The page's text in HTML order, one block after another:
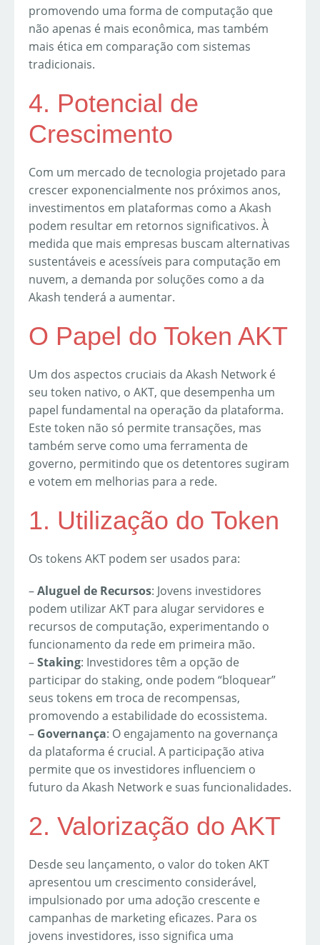
promovendo uma forma de computação que
não apenas é mais econômica, mas também
mais ética em comparação com sistemas
tradicionais.
4. Potencial de
Crescimento
Com um mercado de tecnologia projetado para
crescer exponencialmente nos próximos anos,
investimentos em plataformas como a Akash
podem resultar em retornos significativos. À
medida que mais empresas buscam alternativas
sustentáveis e acessíveis para computação em
nuvem, a demanda por soluções como a da
Akash tenderá a aumentar.
O Papel do Token AKT
Um dos aspectos cruciais da Akash Network é
seu token nativo, o AKT, que desempenha um
papel fundamental na operação da plataforma.
Este token não só permite transações, mas
também serve como uma ferramenta de
governo, permitindo que os detentores sugiram
e votem em melhorias para a rede.
1. Utilização do Token
Os tokens AKT podem ser usados para:
–Aluguel de Recursos: Jovens investidores
podem utilizar AKT para alugar servidores e
recursos de computação, experimentando o
funcionamento da rede em primeira mão.
–Staking: Investidores têm a opção de
participar do staking, onde podem “bloquear”
seus tokens em troca de recompensas,
promovendo a estabilidade do ecossistema.
– Governança: O engajamento na governança
da plataforma é crucial. A participação ativa
permite que os investidores influenciem o
futuro da Akash Network e suas funcionalidades.
2. Valorização do AKT
Desde seu lançamento, o valor do token AKT
apresentou um crescimento considerável,
impulsionado por uma adoção crescente e
campanhas de marketing eficazes. Para os
jovens investidores, isso significa uma